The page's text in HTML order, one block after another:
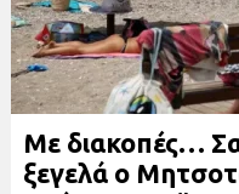
Με διακοπές…
ξεγελά ο